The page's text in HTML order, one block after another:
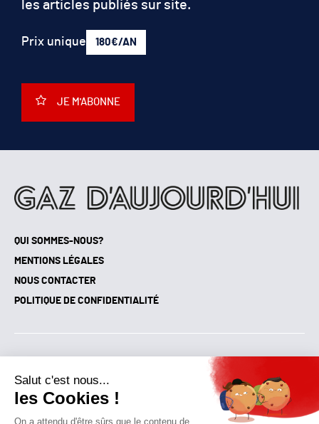
QUI SOMMES-NOUS?
MENTIONS LÉGALES
NOUS CONTACTER
POLITIQUE DE CONFIDENTIALITÉ
les articles publiés sur site.
Prix unique 180€/AN
JE M'ABONNE